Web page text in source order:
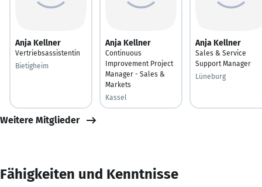
Anja Kellner
Vertriebsassistentin
Bietigheim
Anja Kellner
Continuous
Improvement Project
Manager - Sales &
Markets
Kassel
Anja Kellner
Sales & Service
Support Manager
Lüneburg
Weitere Mitglieder
Fähigkeiten und Kenntnisse